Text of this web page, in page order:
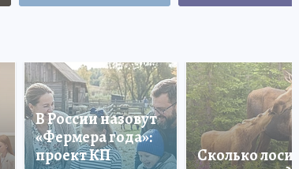
В России назовут
«Фермера года»:
проект КП
Сколько лосиха